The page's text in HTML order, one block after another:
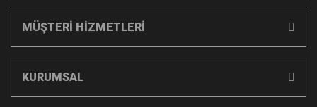
MÜŞTERİ HİZMETLERİ
KURUMSAL